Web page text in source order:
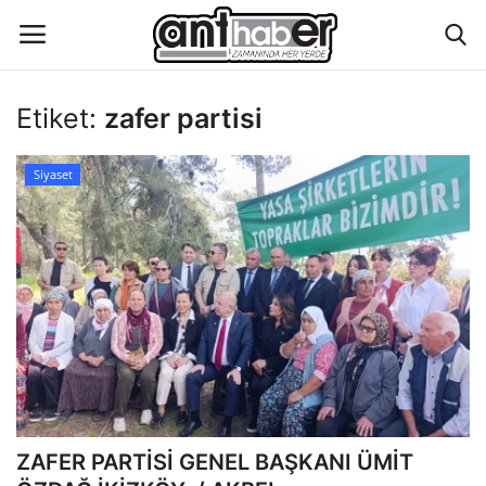
Eğitim
Aktüel Magazin
Hakkımızda
İletişim
Asayiş
Çevre
Etiket: zafer partisi
Siyaset
ZAFER PARTİSİ GENEL BAŞKANI ÜMİT